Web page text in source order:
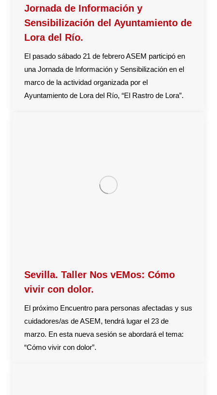
Jornada de Información y
Sensibilización del Ayuntamiento de
Lora del Río.
El pasado sábado 21 de febrero ASEM participó en
una Jornada de Información y Sensibilización en el
marco de la actividad organizada por el
Ayuntamiento de Lora del Río, “El Rastro de Lora”.
Sevilla. Taller Nos vEMos: Cómo
vivir con dolor.
El próximo Encuentro para personas afectadas y sus
cuidadores/as de ASEM, tendrá lugar el 23 de
marzo. En esta nueva sesión se abordará el tema:
“Cómo vivir con dolor”.